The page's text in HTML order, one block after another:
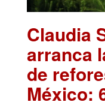
Claudia
arranca
de
México: